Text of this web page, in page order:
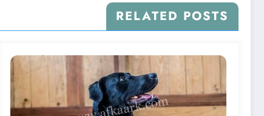
RELATED POSTS